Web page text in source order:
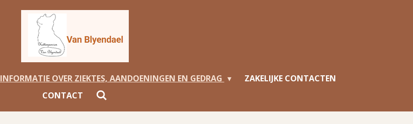
INFORMATIE OVER ZIEKTES, AANDOENINGEN EN GEDRAG
ZAKELIJKE CONTACTEN
CONTACT